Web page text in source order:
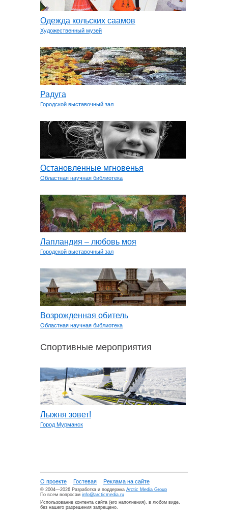
Одежда кольских саамов
Художественный музей
Радуга
Городской выставочный зал
Остановленные мгновенья
Областная научная библиотека
Лапландия – любовь моя
Городской выставочный зал
Возрожденная обитель
Областная научная библиотека
Спортивные мероприятия
Лыжня зовет!
Город Мурманск
О проекте Гостевая Реклама на сайте
© 2004—2026 Разработка и поддержка Arctic Media Group
По всем вопросам info@arcticmedia.ru
Использование контента сайта (его наполнения), в любом виде,
без нашего разрешения запрещено.